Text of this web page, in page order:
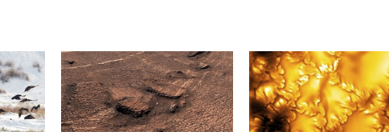
გადახედვა გადახედვა